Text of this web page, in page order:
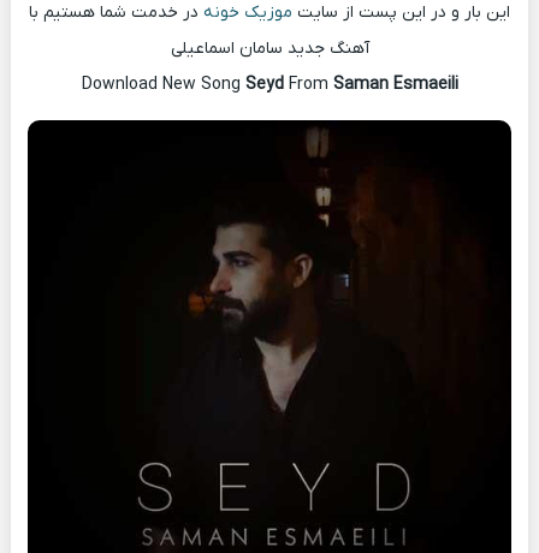
این بار و در این پست از سایت موزیک خونه در خدمت شما هستیم با
آهنگ جدید سامان اسماعیلی
Download New Song SeydFrom Saman Esmaeili